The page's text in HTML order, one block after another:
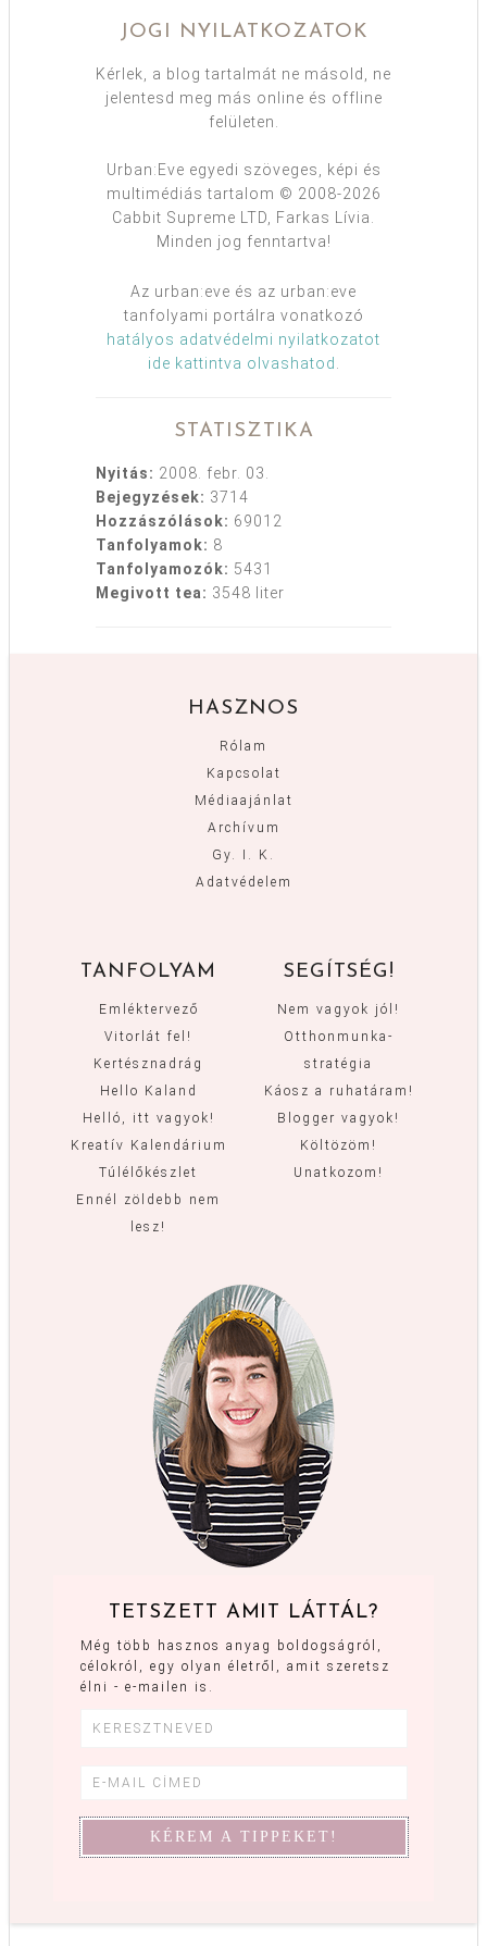
JOGI NYILATKOZATOK
Kérlek, a blog tartalmát ne másold, ne
jelentesd meg más online és offline
felületen.
Urban:Eve egyedi szöveges, képi és
multimédiás tartalom © 2008-2026
Cabbit Supreme LTD, Farkas Lívia.
Minden jog fenntartva!
Az urban:eve és az urban:eve
tanfolyami portálra vonatkozó
hatályos adatvédelmi nyilatkozatot
ide kattintva olvashatod
STATISZTIKA
Nyitás: 2008. febr. 03.
Bejegyzések: 3714
Hozzászólások: 69012
Tanfolyamok: 8
Tanfolyamozók: 5431
Megivott tea: 3548 liter
HASZNOS
Rólam
Kapcsolat
Médiaajánlat
Archívum
Gy. I. K.
Adatvédelem
TANFOLYAM
Emléktervező
Vitorlát fel!
Kertésznadrág
Hello Kaland
Helló, itt vagyok!
Kreatív Kalendárium
Túlélőkészlet
Ennél zöldebb nem
lesz!
SEGÍTSÉG!
Nem vagyok jól!
Otthonmunka-
stratégia
Káosz a ruhatáram!
Blogger vagyok!
Költözöm!
Unatkozom!
TETSZETT AMIT LÁTTÁL?
Még több hasznos anyag boldogságról,
célokról, egy olyan életről, amit szeretsz
élni - e-mailen is.